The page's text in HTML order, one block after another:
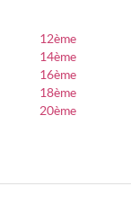
12ème
14ème
16ème
18ème
20ème